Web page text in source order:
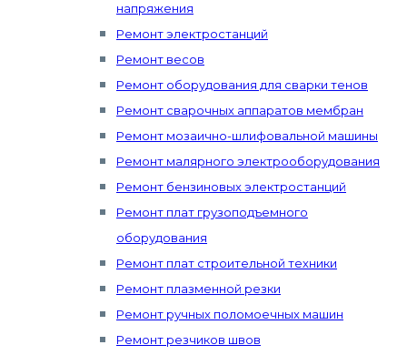
напряжения
Ремонт электростанций
Ремонт весов
Ремонт оборудования для сварки тенов
Ремонт сварочных аппаратов мембран
Ремонт мозаично-шлифовальной машины
Ремонт малярного электрооборудования
Ремонт бензиновых электростанций
Ремонт плат грузоподъемного
оборудования
Ремонт плат строительной техники
Ремонт плазменной резки
Ремонт ручных поломоечных машин
Ремонт резчиков швов